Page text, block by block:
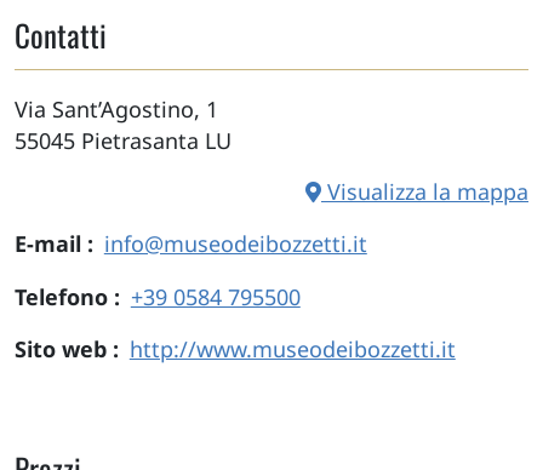
Contatti
Via Sant’Agostino, 1
55045 Pietrasanta LU
Visualizza la mappa
E-mail
info@museodeibozzetti.it
Telefono
+39 0584 795500
Sito web
http://www.museodeibozzetti.it